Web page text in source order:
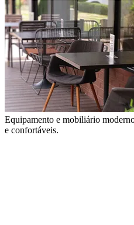
Equipamento e mobiliário
e confortáveis.